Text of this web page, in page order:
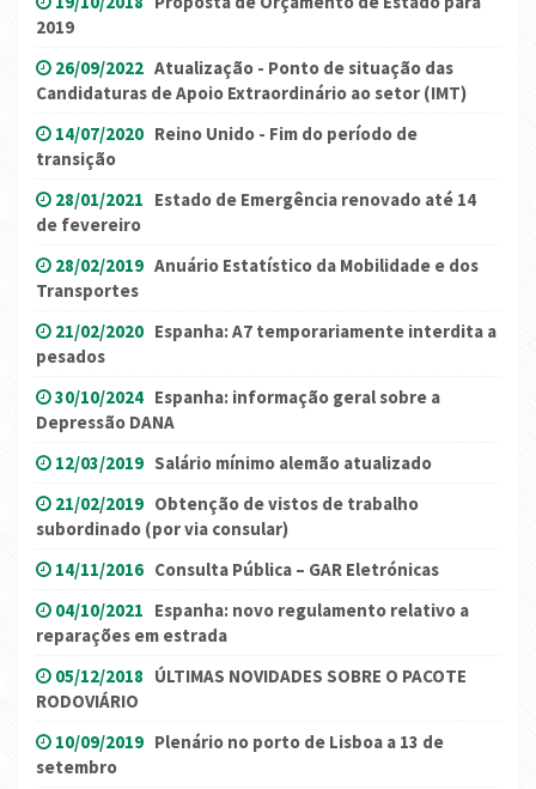
2019
26/09/2022 Atualização - Ponto de situação das
Candidaturas de Apoio Extraordinário ao setor (IMT)
14/07/2020 Reino Unido - Fim do período de
transição
28/01/2021 Estado de Emergência renovado até 14
de fevereiro
28/02/2019 Anuário Estatístico da Mobilidade e dos
Transportes
21/02/2020 Espanha: A7 temporariamente interdita a
pesados
30/10/2024 Espanha: informação geral sobre a
Depressão DANA
12/03/2019 Salário mínimo alemão atualizado
21/02/2019 Obtenção de vistos de trabalho
subordinado (por via consular)
14/11/2016 Consulta Pública – GAR Eletrónicas
04/10/2021 Espanha: novo regulamento relativo a
reparações em estrada
05/12/2018 ÚLTIMAS NOVIDADES SOBRE O PACOTE
RODOVIÁRIO
10/09/2019 Plenário no porto de Lisboa a 13 de
setembro